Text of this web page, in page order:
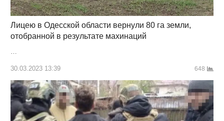
Лицею в Одесской области вернули 80 га земли,
отобранной в результате махинаций
…
30.03.2023 13:39 648